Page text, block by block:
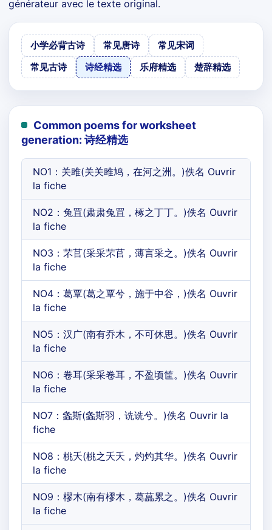
générateur avec le texte original.
小学必背古诗 常见唐诗
常见宋词
常见古诗
诗经精选 乐府精选 楚辞精选
Common poems for worksheet
generation: 诗经精选
NO1：关雎(关关雎鸠，在河之洲。)佚名 Ouvrir
la fiche
NO2：兔罝(肃肃兔罝，椓之丁丁。)佚名 Ouvrir
la fiche
NO3：芣苢(采采芣苢，薄言采之。)佚名 Ouvrir
la fiche
NO4：葛覃(葛之覃兮，施于中谷，)佚名 Ouvrir
la fiche
NO5：汉广(南有乔木，不可休思。)佚名 Ouvrir
la fiche
NO6：卷耳(采采卷耳，不盈顷筐。)佚名 Ouvrir
la fiche
NO7：螽斯(螽斯羽，诜诜兮。)佚名 Ouvrir la
fiche
NO8：桃夭(桃之夭夭，灼灼其华。)佚名 Ouvrir
la fiche
NO9：樛木(南有樛木，葛藟累之。)佚名 Ouvrir
la fiche